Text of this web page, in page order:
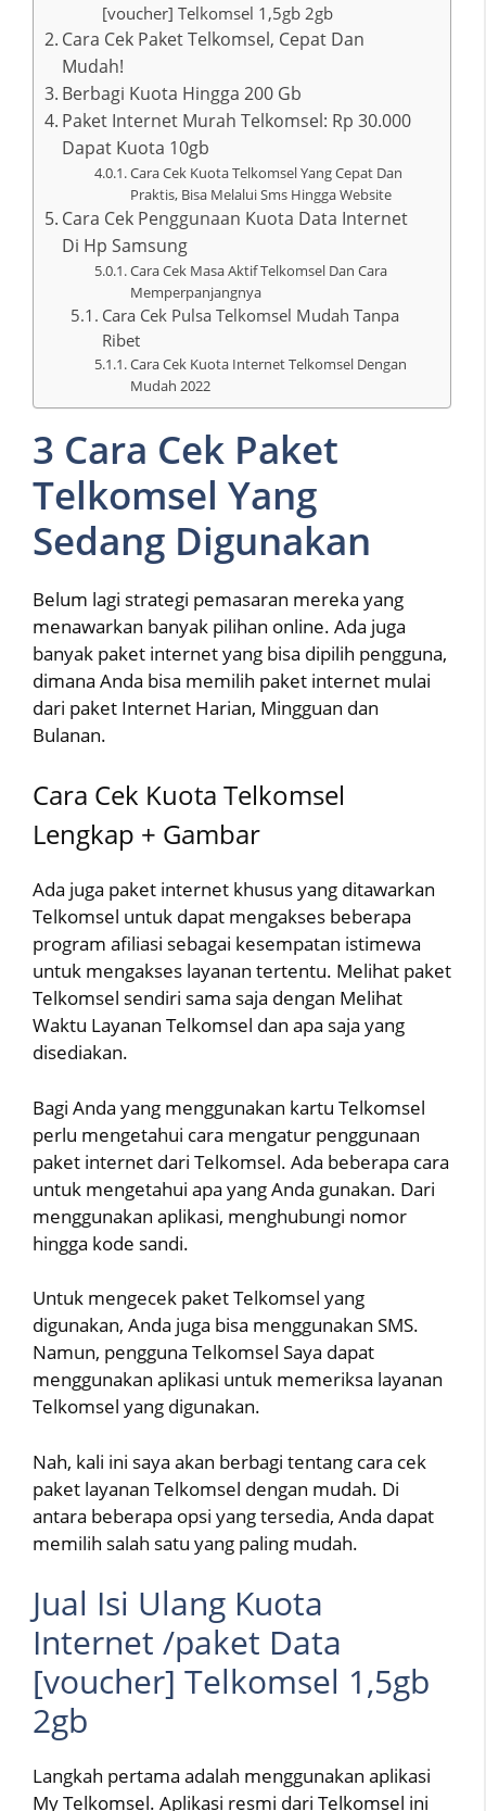
[voucher] Telkomsel 1,5gb 2gb
Cara Cek Paket Telkomsel, Cepat Dan
Mudah!
Berbagi Kuota Hingga 200 Gb
Paket Internet Murah Telkomsel: Rp 30.000
Dapat Kuota 10gb
Cara Cek Kuota Telkomsel Yang Cepat Dan
Praktis, Bisa Melalui Sms Hingga Website
Cara Cek Penggunaan Kuota Data Internet
Di Hp Samsung
Cara Cek Masa Aktif Telkomsel Dan Cara
Memperpanjangnya
Cara Cek Pulsa Telkomsel Mudah Tanpa
Ribet
Cara Cek Kuota Internet Telkomsel Dengan
Mudah 2022
3 Cara Cek Paket
Telkomsel Yang
Sedang Digunakan
Belum lagi strategi pemasaran mereka yang
menawarkan banyak pilihan online. Ada juga
banyak paket internet yang bisa dipilih pengguna,
dimana Anda bisa memilih paket internet mulai
dari paket Internet Harian, Mingguan dan
Bulanan.
Cara Cek Kuota Telkomsel
Lengkap + Gambar
Ada juga paket internet khusus yang ditawarkan
Telkomsel untuk dapat mengakses beberapa
program afiliasi sebagai kesempatan istimewa
untuk mengakses layanan tertentu. Melihat paket
Telkomsel sendiri sama saja dengan Melihat
Waktu Layanan Telkomsel dan apa saja yang
disediakan.
Bagi Anda yang menggunakan kartu Telkomsel
perlu mengetahui cara mengatur penggunaan
paket internet dari Telkomsel. Ada beberapa cara
untuk mengetahui apa yang Anda gunakan. Dari
menggunakan aplikasi, menghubungi nomor
hingga kode sandi.
Untuk mengecek paket Telkomsel yang
digunakan, Anda juga bisa menggunakan SMS.
Namun, pengguna Telkomsel Saya dapat
menggunakan aplikasi untuk memeriksa layanan
Telkomsel yang digunakan.
Nah, kali ini saya akan berbagi tentang cara cek
paket layanan Telkomsel dengan mudah. Di
antara beberapa opsi yang tersedia, Anda dapat
memilih salah satu yang paling mudah.
Jual Isi Ulang Kuota
Internet /paket Data
[voucher] Telkomsel 1,5gb
2gb
Langkah pertama adalah menggunakan aplikasi
My Telkomsel. Aplikasi resmi dari Telkomsel ini